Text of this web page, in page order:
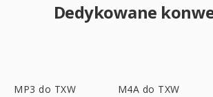
Dedykowane
MP3 do TXW M4A do TXW